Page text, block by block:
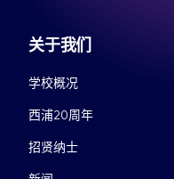
关于我们
学校概况
西浦20周年
招贤纳士